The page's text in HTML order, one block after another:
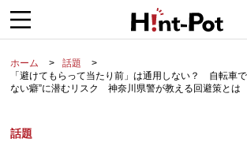
ホーム
話題
「避けてもらって当たり前」は通用しない？ 自転車
ない癖”に潜むリスク 神奈川県警が教える回避策とは
話題